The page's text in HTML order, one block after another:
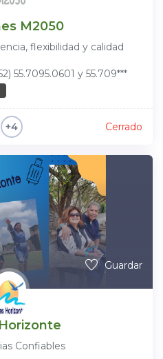
M2050
flexibilidad y calidad
55.7095.0601 y 55.709***
+4 Cerrado
Guardar
Confiables